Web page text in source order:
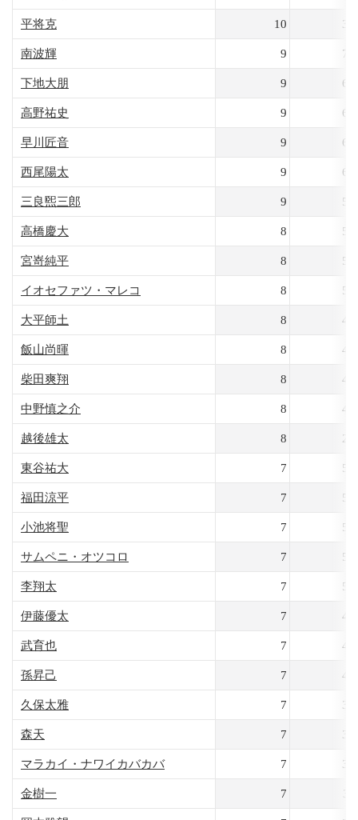
平将克 10
南波輝 9
下地大朋 9
高野祐史 9
早川匠音 9
西尾陽太 9
三良煕三郎 9
高橋慶大 8
宮嵜純平 8
イオセファツ・マレコ 8
大平師土 8
飯山尚暉 8
柴田爽翔 8
中野慎之介 8
越後雄太 8
東谷祐大 7
福田涼平 7
小池将聖 7
サムペニ・オツコロ 7
李翔太 7
伊藤優太 7
武育也 7
孫昇己 7
久保太雅 7
森天 7
マラカイ・ナワイカバカバ 7
金樹一 7